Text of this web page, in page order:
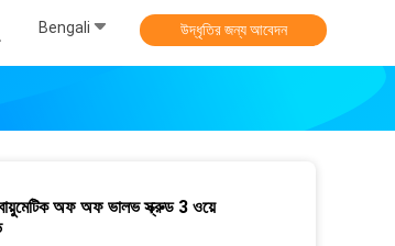
Bengali উদ্ধৃতির জন্য আবেদন
অফ অফ ভালভ স্ক্রুড 3 ওয়ে